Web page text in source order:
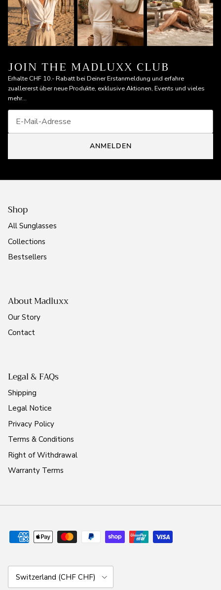
JOIN THE MADLUXX CLUB
Erhalte CHF 10.- Rabatt bei Deiner Erstanmeldung und erfahre
zuallererst über neue Produkte, exklusive Aktionen, Events und vieles
mehr...
ANMELDEN
Shop
All Sunglasses
Collections
Bestsellers
About Madluxx
Our Story
Contact
Legal & FAQs
Shipping
Legal Notice
Privacy Policy
Terms & Conditions
Right of Withdrawal
Warranty Terms
Country/Region
Switzerland (CHF CHF)